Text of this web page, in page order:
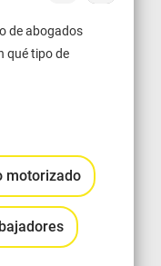
de abogados
qué tipo de
motorizado